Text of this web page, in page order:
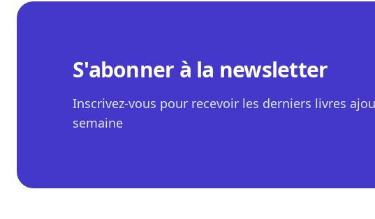
S'abonner à la newsletter
Inscrivez-vous pour recevoir les derniers livres
semaine